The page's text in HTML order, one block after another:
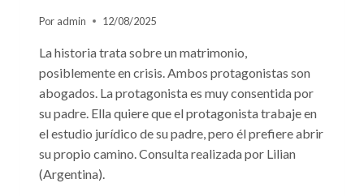
BAIRD
Por admin 12/08/2025
La historia trata sobre un matrimonio,
posiblemente en crisis. Ambos protagonistas son
abogados. La protagonista es muy consentida por
su padre. Ella quiere que el protagonista trabaje en
el estudio jurídico de su padre, pero él prefiere abrir
su propio camino. Consulta realizada por Lilian
(Argentina).